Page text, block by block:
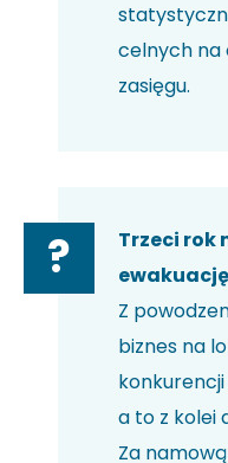
celnych na
zasięgu.
?
Trzeci rok
ewakuację
Z
biznes na
konkurencji
a to z kolei
Za